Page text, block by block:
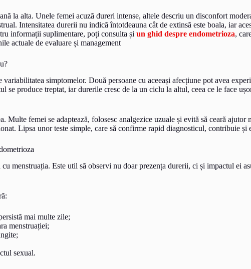
la alta. Unele femei acuză dureri intense, altele descriu un disconfort
Intensitatea durerii nu indică întotdeauna cât de extinsă este boala, iar
informații suplimentare, poți consulta și un ghid despre endometrioza,
actuale de evaluare și management
simptomelor. Două persoane cu aceeași afecțiune pot avea
se produce treptat, iar durerile cresc de la un ciclu la altul, ceea ce le face
Multe femei se adaptează, folosesc analgezice uzuale și evită să ceară ajutor
Lipsa unor teste simple, care să confirme rapid diagnosticul, contribuie și
cu menstruația. Este util să observi nu doar prezența durerii, ci și impactul ei
mai multe zile;
menstruației;
sexual.